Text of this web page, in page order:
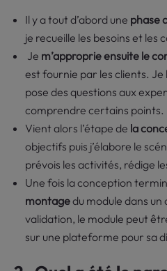
Il y a tout d’abord une phase
je recueille les besoins et les
Je m’approprie ensuite le
est fournie par les clients. Je
pose des questions aux
comprendre certains points.
Vient alors l’étape de la
objectifs puis j’élabore le
prévois les activités, rédige
Une fois la conception
montagedu module dans
validation, le module peut
sur une plateforme pour sa